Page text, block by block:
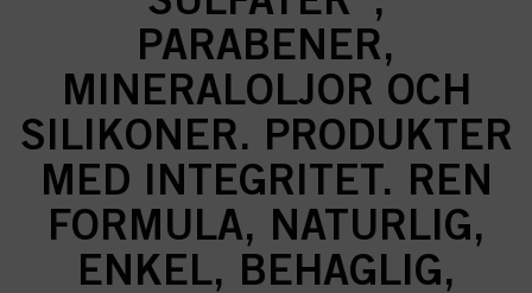
PARABENER,
MINERALOLJOR OCH
SILIKONER. PRODUKTER
MED INTEGRITET. REN
FORMULA, NATURLIG,
ENKEL, BEHAGLIG,